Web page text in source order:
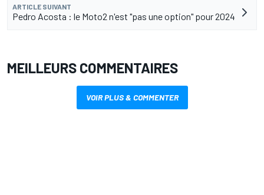
ARTICLE SUIVANT
Pedro Acosta : le Moto2 n'est "pas une option" pour 2024
MEILLEURS COMMENTAIRES
VOIR PLUS & COMMENTER